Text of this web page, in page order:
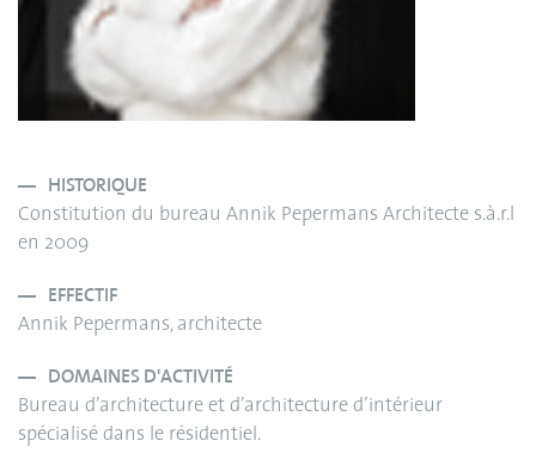
HISTORIQUE
Constitution du bureau Annik Pepermans Architecte s.à.r.l
en 2009
EFFECTIF
Annik Pepermans, architecte
DOMAINES D'ACTIVITÉ
Bureau d’architecture et d’architecture d’intérieur
spécialisé dans le résidentiel.